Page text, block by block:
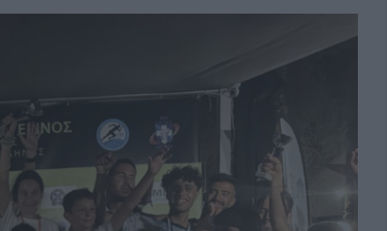
New Year Resolutions: Η άσκηση
στην κορυφή για το 2026!
ΓΕΝΙΚΑ ΘΕΜΑΤΑ